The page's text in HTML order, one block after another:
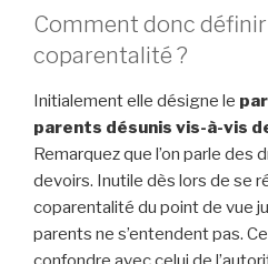
Comment donc
coparentalité ?
Initialement elle désigne le
parents désunis vis-à-vis
Remarquez que l’on parle des
devoirs. Inutile dès lors de se
coparentalité du point de vue
parents ne s’entendent pas.